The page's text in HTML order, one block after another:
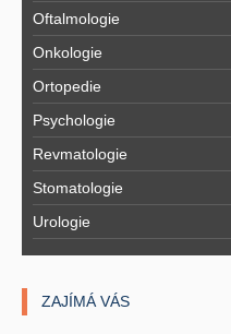
Oftalmologie
Onkologie
Ortopedie
Psychologie
Revmatologie
Stomatologie
Urologie
ZAJÍMÁ VÁS